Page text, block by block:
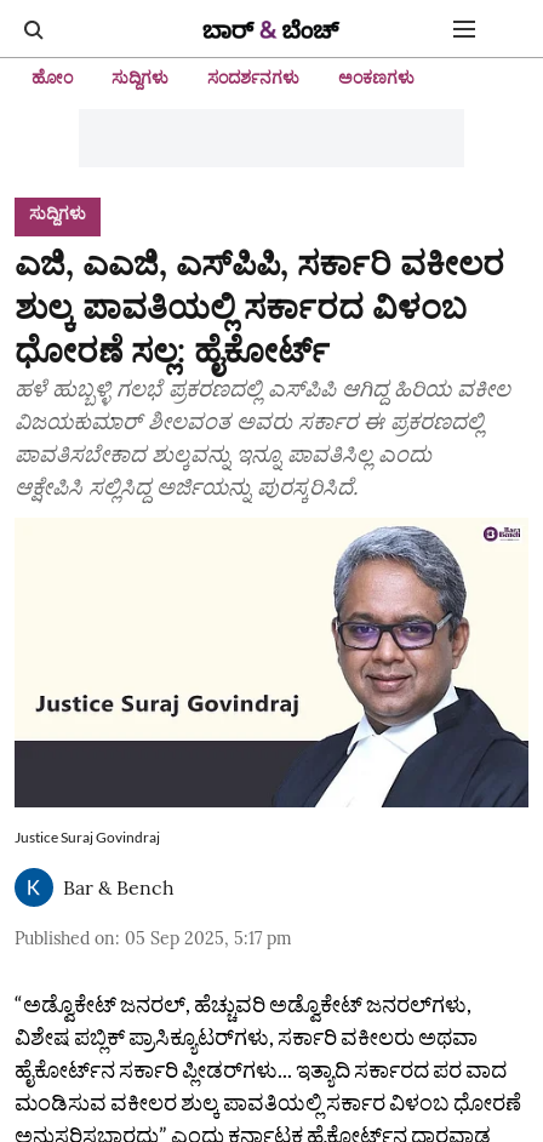
ಹೋಂ ಸುದ್ದಿಗಳು ಸಂದರ್ಶನಗಳು ಅಂಕಣಗಳು
ಸುದ್ದಿಗಳು
ಎಜಿ, ಎಎಜಿ, ಎಸ್‌ಪಿಪಿ, ಸರ್ಕಾರಿ ವಕೀಲರ
ಶುಲ್ಕ ಪಾವತಿಯಲ್ಲಿ ಸರ್ಕಾರದ ವಿಳಂಬ
ಧೋರಣೆ ಸಲ್ಲ: ಹೈಕೋರ್ಟ್‌
ಹಳೆ ಹುಬ್ಬಳ್ಳಿ ಗಲಭೆ ಪ್ರಕರಣದಲ್ಲಿ ಎಸ್‌ಪಿಪಿ ಆಗಿದ್ದ ಹಿರಿಯ ವಕೀಲ
ವಿಜಯಕುಮಾರ್ ಶೀಲವಂತ ಅವರು ಸರ್ಕಾರ ಈ ಪ್ರಕರಣದಲ್ಲಿ
ಪಾವತಿಸಬೇಕಾದ ಶುಲ್ಕವನ್ನು ಇನ್ನೂ ಪಾವತಿಸಿಲ್ಲ ಎಂದು
ಆಕ್ಷೇಪಿಸಿ ಸಲ್ಲಿಸಿದ್ದ ಅರ್ಜಿಯನ್ನು ಪುರಸ್ಕರಿಸಿದೆ.
Justice Suraj Govindraj
Bar & Bench
Published on: 05 Sep 2025, 5:17 pm
“ಅಡ್ವೊಕೇಟ್‌ ಜನರಲ್‌, ಹೆಚ್ಚುವರಿ ಅಡ್ವೊಕೇಟ್‌ ಜನರಲ್‌ಗಳು,
ವಿಶೇಷ ಪಬ್ಲಿಕ್‌ ಪ್ರಾಸಿಕ್ಯೂಟರ್‌ಗಳು, ಸರ್ಕಾರಿ ವಕೀಲರು ಅಥವಾ
ಹೈಕೋರ್ಟ್‌ನ ಸರ್ಕಾರಿ ಪ್ಲೀಡರ್‌ಗಳು... ಇತ್ಯಾದಿ ಸರ್ಕಾರದ ಪರ ವಾದ
ಮಂಡಿಸುವ ವಕೀಲರ ಶುಲ್ಕ ಪಾವತಿಯಲ್ಲಿ ಸರ್ಕಾರ ವಿಳಂಬ ಧೋರಣೆ
ಅನುಸರಿಸಬಾರದು” ಎಂದು ಕರ್ನಾಟಕ ಹೈಕೋರ್ಟ್‌ನ ಧಾರವಾಡ